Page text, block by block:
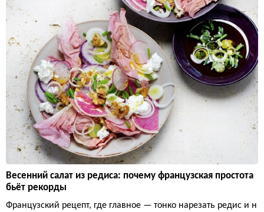
Весенний салат из редиса: почему французская простота
бьёт рекорды
Французский рецепт, где главное — тонко нарезать редис и н